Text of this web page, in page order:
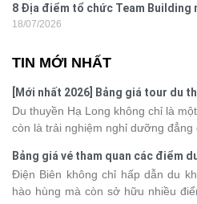
8 Địa điểm tổ chức Team Building
18/07/2026
TIN MỚI NHẤT
[Mới nhất 2026] Bảng giá tour du
Du thuyền Hạ Long không chỉ là
còn là trải nghiệm nghỉ dưỡng
khác nhau, khiến nhiều du khách
dưới đây sẽ cập nhật bảng giá tour
2026 từ 3 - 6 sao, giúp bạn dễ
Bảng giá vé tham quan các điểm
2026
Điện Biên không chỉ hấp dẫn du
hào hùng mà còn sở hữu nhiều